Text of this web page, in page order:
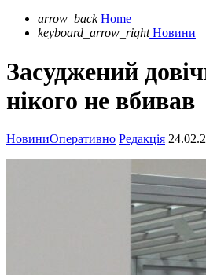
arrow_back Home
keyboard_arrow_right Новини
Засуджений
нікого не вбивав
НовиниОперативно Редакція